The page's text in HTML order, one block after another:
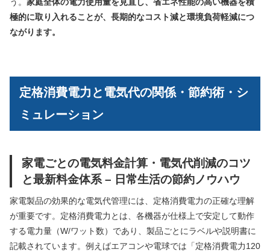
極的に取り入れることが、長期的なコスト減と環境負荷軽減につ
ながります。
定格消費電力と電気代の関係・節約術・シ
ミュレーション
家電ごとの電気料金計算・電気代削減のコツ
と最新料金体系 – 日常生活の節約ノウハウ
家電製品の効果的な電気代管理には、定格消費電力の正確な理解
が重要です。定格消費電力とは、各機器が仕様上で安定して動作
する電力量（W/ワット数）であり、製品ごとにラベルや説明書に
記載されています。例えばエアコンや電球では「定格消費電力120